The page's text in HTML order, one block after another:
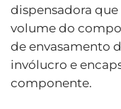
dispensadora
volume do
de envasamento
invólucro e
componente.